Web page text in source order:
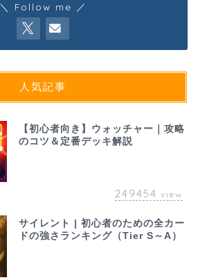
＼ Follow me ／
人気記事
【初心者向き】ウォッチャー｜攻略
のコツ＆定番デッキ解説
249454 view
サイレント | 初心者のための全カー
ドの強さランキング（Tier S～A）